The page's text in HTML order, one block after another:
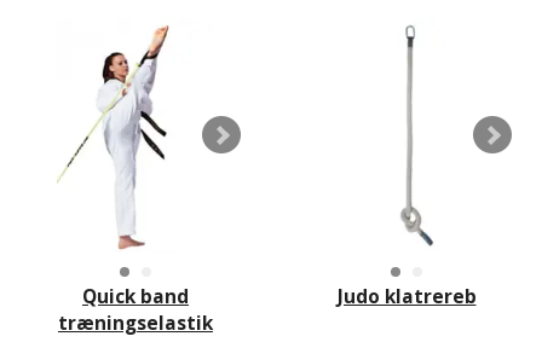
Quick band
træningselastik
Judo klatrereb